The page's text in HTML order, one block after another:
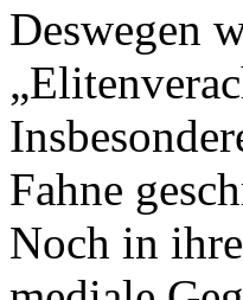
Deswegen
Fahne
Noch in